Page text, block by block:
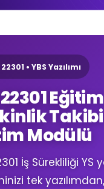
• YBS Yazılımı
22301
Takibi
Modülü
İş Sürekliliği YS
tek yazılımdan,